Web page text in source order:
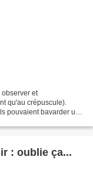
et
qu'au crépuscule).
pouvaient bavarder un
: oublie ça...